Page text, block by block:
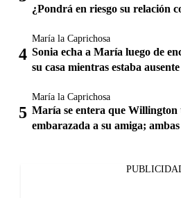
¿Pondrá en riesgo su relación
María la Caprichosa
Sonia echa a María luego de
su casa mientras estaba ausente
María la Caprichosa
María se entera que Willington
embarazada a su amiga;